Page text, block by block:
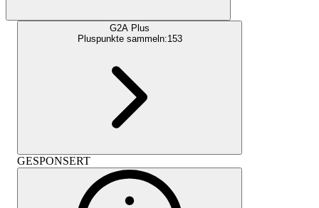
G2A Plus
Pluspunkte sammeln:153
GESPONSERT